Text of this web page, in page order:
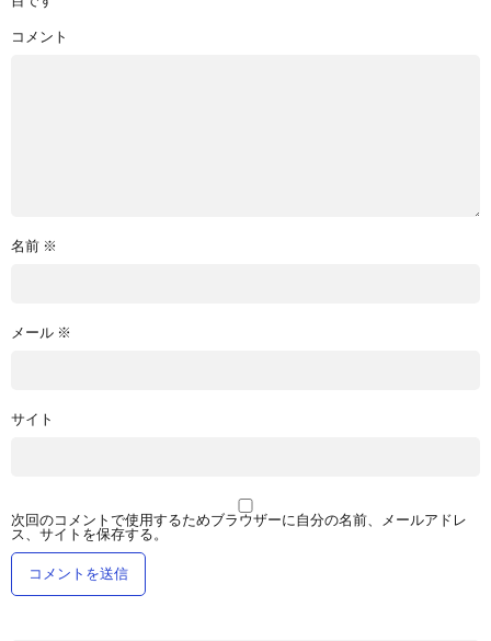
コメント
名前 ※
メール ※
サイト
次回のコメントで使用するためブラウザーに自分の名前、メールアドレ
ス、サイトを保存する。